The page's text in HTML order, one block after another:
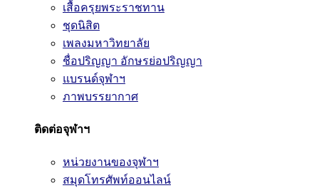
เสื้อครุยพระราชทาน
ชุดนิสิต
เพลงมหาวิทยาลัย
ชื่อปริญญา อักษรย่อปริญญา
แบรนด์จุฬาฯ
ภาพบรรยากาศ
ติดต่อจุฬาฯ
หน่วยงานของจุฬาฯ
สมุดโทรศัพท์ออนไลน์